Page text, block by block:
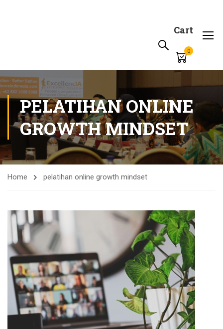
Cart
0
PELATIHAN ONLINE
GROWTH MINDSET
Home pelatihan online growth mindset